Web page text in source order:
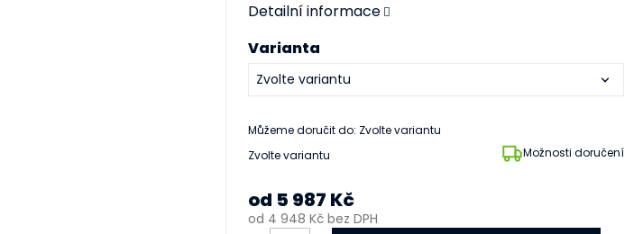
Zvolte variantu Možnosti doručení
Varianta
Můžeme doručit do: Zvolte variantu
Detailní informace
od 5 987 Kč
od 4 948 Kčbez DPH